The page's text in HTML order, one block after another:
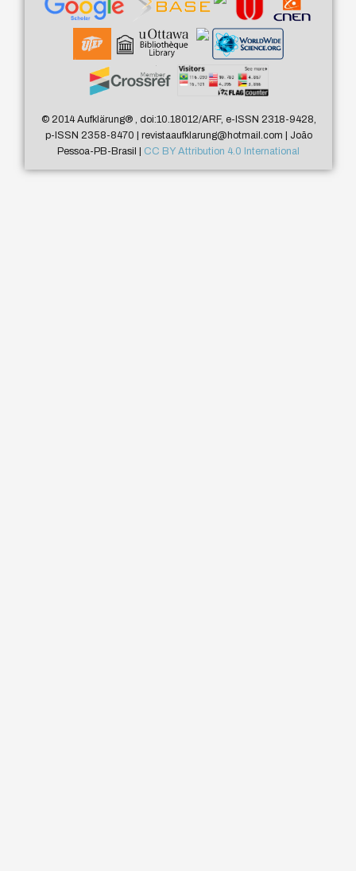
© 2014 Aufklärung®, doi:10.18012/ARF, e-ISSN 2318-9428,
p-ISSN 2358-8470 | revistaaufklarung@hotmail.com | João
Pessoa-PB-Brasil | CC BY Attribution 4.0 International